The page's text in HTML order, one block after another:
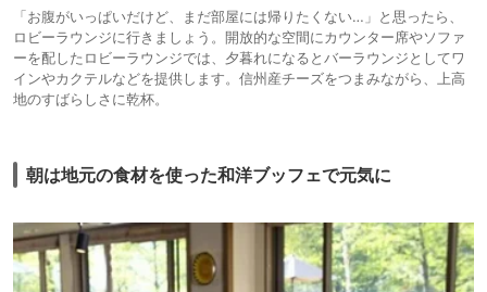
「お腹がいっぱいだけど、まだ部屋には帰りたくない…」と思ったら、
ロビーラウンジに行きましょう。開放的な空間にカウンター席やソファ
ーを配したロビーラウンジでは、夕暮れになるとバーラウンジとしてワ
インやカクテルなどを提供します。信州産チーズをつまみながら、上高
地のすばらしさに乾杯。
朝は地元の食材を使った和洋ブッフェで元気に